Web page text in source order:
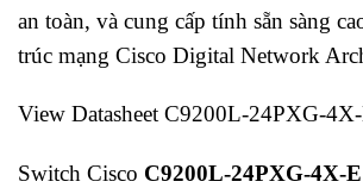
an toàn, và cung cấp tính sẵn sàng
trúc mạng Cisco Digital Network
View Datasheet C9200L-24PXG-
Switch Cisco C9200L-24PXG-4X-E